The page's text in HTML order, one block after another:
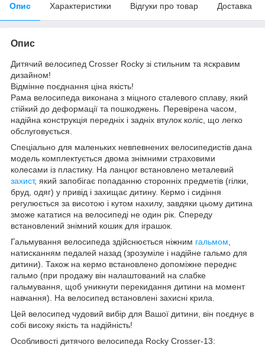
Опис Характеристики Відгуки про товар Доставка
Опис
Дитячий велосипед Crosser Rocky зі стильним та яскравим
дизайном!
Відмінне поєднання ціна якість!
Рама велосипеда виконана з міцного сталевого сплаву, який
стійкий до деформації та пошкоджень. Перевірена часом,
надійна конструкція передніх і задніх втулок коліс, що легко
обслуговується.
Спеціально для маленьких невпевнених велосипедистів дана
модель комплектується двома знімними страховими
колесами із пластику. На ланцюг встановлено металевий
захист, який запобігає попаданню сторонніх предметів (гілки,
бруд, одяг) у привід і захищає дитину. Кермо і сидіння
регулюється за висотою і кутом нахилу, завдяки цьому дитина
зможе кататися на велосипеді не один рік. Спереду
встановлений знімний кошик для іграшок.
Гальмування велосипеда здійснюється ніжним гальмом
натисканням педалей назад (зрозуміле і надійне гальмо для
дитини). Також на кермо встановлено допоміжне переднє
гальмо (при продажу він налаштований на слабке
гальмування, щоб уникнути перекидання дитини на момент
навчання). На велосипед встановлені захисні крила.
Цей велосипед чудовий вибір для Вашої дитини, він поєднує в
собі високу якість та надійність!
Особливості дитячого велосипеда Rocky Crosser-13: